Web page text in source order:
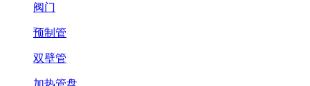
阀门
预制管
双壁管
加热管盘